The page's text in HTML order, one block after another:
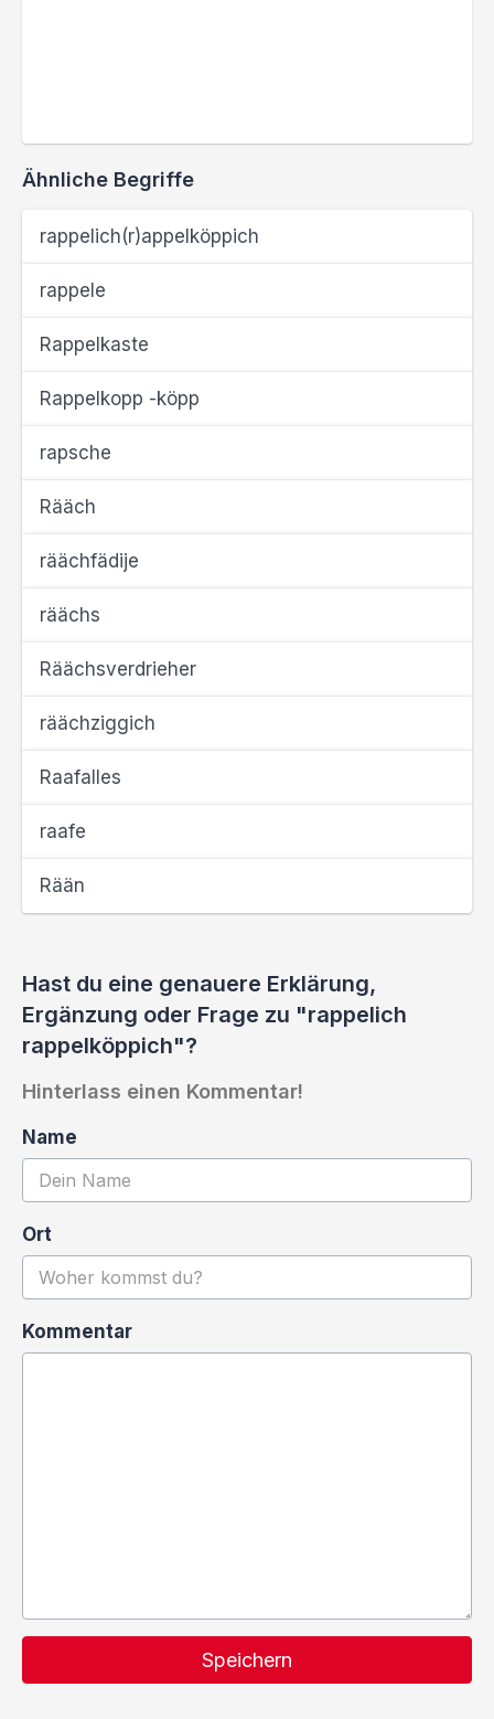
Ähnliche Begriffe
rappelich(r)appelköppich
rappele
Rappelkaste
Rappelkopp -köpp
rapsche
Rääch
räächfädije
räächs
Räächsverdrieher
räächziggich
Raafalles
raafe
Rään
Hast du eine genauere Erklärung,
Ergänzung oder Frage zu "rappelich
rappelköppich"?
Hinterlass einen Kommentar!
Name
Ort
Kommentar
Speichern